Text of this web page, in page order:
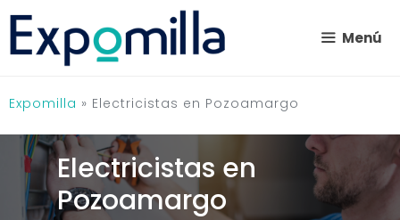
Saltar
contenido
Menú
Expomilla » Electricistas en Pozoamargo
Electricistas en
Pozoamargo